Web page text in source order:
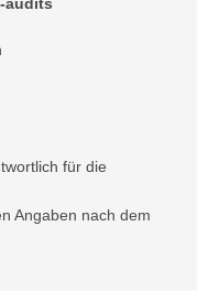
für die
Angaben nach dem